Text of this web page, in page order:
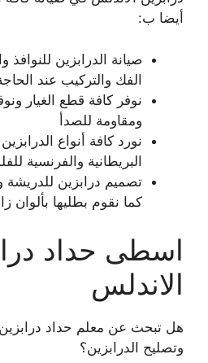
أيضا ب:
صيانة الدرابزين
الفك والتركيب عند
نوفر كافة قطع الغيار
ومقاومة للصدأ
نورد كافة أنواع
البريطانية والفرنسية
تصميم درابزين للدريشة
كما نقوم بطليها بألوان
اسطى حداد
الاندلس
هل تبحث عن معلم حداد درابزين
وتصليح الدرابزين؟